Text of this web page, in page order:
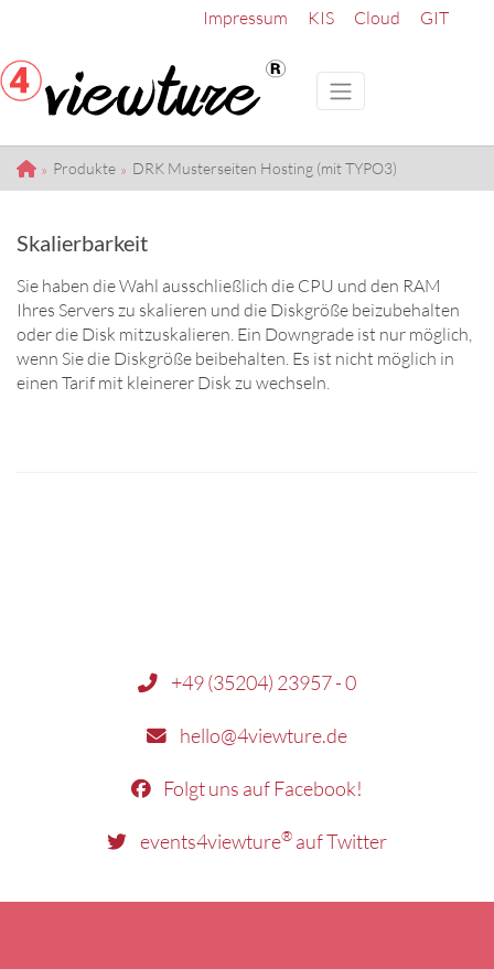
Impressum KIS Cloud GIT
Produkte DRK Musterseiten Hosting (mit TYPO3)
Skalierbarkeit
Sie haben die Wahl ausschließlich die CPU und den RAM
Ihres Servers zu skalieren und die Diskgröße beizubehalten
oder die Disk mitzuskalieren. Ein Downgrade ist nur möglich,
wenn Sie die Diskgröße beibehalten. Es ist nicht möglich in
einen Tarif mit kleinerer Disk zu wechseln.
+49 (35204) 23957 - 0
hello@4viewture.de
Folgt uns auf Facebook!
events4viewture®auf Twitter